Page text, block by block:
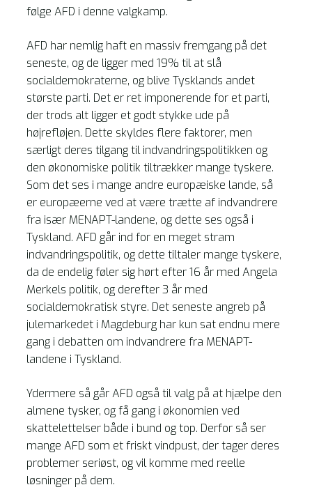
følge AFD i denne valgkamp.
AFD har nemlig haft en massiv fremgang på det
seneste, og de ligger med 19% til at slå
socialdemokraterne, og blive Tysklands andet
største parti. Det er ret imponerende for et parti,
der trods alt ligger et godt stykke ude på
højrefløjen. Dette skyldes flere faktorer, men
særligt deres tilgang til indvandringspolitikken og
den økonomiske politik tiltrækker mange tyskere.
Som det ses i mange andre europæiske lande, så
er europæerne ved at være trætte af indvandrere
fra især MENAPT-landene, og dette ses også i
Tyskland. AFD går ind for en meget stram
indvandringspolitik, og dette tiltaler mange tyskere,
da de endelig føler sig hørt efter 16 år med Angela
Merkels politik, og derefter 3 år med
socialdemokratisk styre. Det seneste angreb på
julemarkedet i Magdeburg har kun sat endnu mere
gang i debatten om indvandrere fra MENAPT-
landene i Tyskland.
Ydermere så går AFD også til valg på at hjælpe den
almene tysker, og få gang i økonomien ved
skattelettelser både i bund og top. Derfor så ser
mange AFD som et friskt vindpust, der tager deres
problemer seriøst, og vil komme med reelle
løsninger på dem.